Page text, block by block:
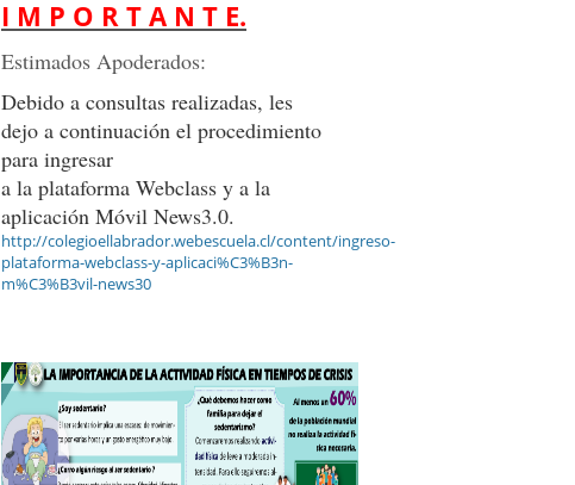
I M P O R T A N T E.
Estimados Apoderados:
Debido a consultas realizadas, les
dejo a continuación el procedimiento
para ingresar
a la plataforma Webclass y a la
aplicación Móvil News3.0.
http://colegioellabrador.webescuela.cl/content/ingreso-
plataforma-webclass-y-aplicaci%C3%B3n-
m%C3%B3vil-news30